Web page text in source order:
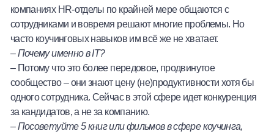
компаниях HR-отделы по крайней мере общаются с
сотрудниками и вовремя решают многие проблемы. Но
часто коучинговых навыков им всё же не хватает.
–Почему именно вIT?
– Потому что это более передовое, продвинутое
сообщество – они знают цену (не)продуктивности хотя бы
одного сотрудника. Сейчас в этой сфере идет конкуренция
за кандидатов, а не за компанию.
–Посоветуйте 5 книг или фильмов в сфере коучинга,